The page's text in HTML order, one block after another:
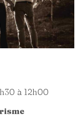
à 12h00